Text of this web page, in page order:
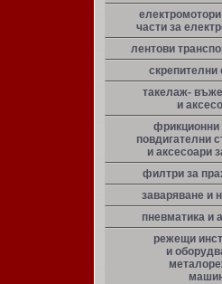
части за
лентови
скрепителни
такелаж-
и
фрикционни
повдигателни
и аксесоари
филтри за
заваряване и
пневматика и
режещи
и